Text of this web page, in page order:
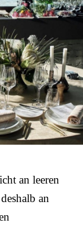
an leeren
an